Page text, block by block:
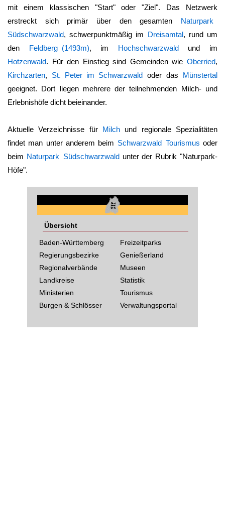
mit einem klassischen "Start" oder "Ziel". Das Netzwerk
erstreckt sich primär über den gesamten Naturpark
Südschwarzwald, schwerpunktmäßig im Dreisamtal, rund um
den Feldberg (1493m), im Hochschwarzwaldund im
Hotzenwald. Für den Einstieg sind Gemeinden wie Oberried,
Kirchzarten, St. Peter im Schwarzwald oder das Münstertal
geeignet. Dort liegen mehrere der teilnehmenden Milch- und
Erlebnishöfe dicht beieinander.
Aktuelle Verzeichnisse für Milch und regionale Spezialitäten
findet man unter anderem beim Schwarzwald Tourismus oder
beim Naturpark Südschwarzwaldunter der Rubrik "Naturpark-
Höfe".
Übersicht
Baden-Württemberg
Regierungsbezirke
Regionalverbände
Landkreise
Ministerien
Burgen & Schlösser
Freizeitparks
Genießerland
Museen
Statistik
Tourismus
Verwaltungsportal